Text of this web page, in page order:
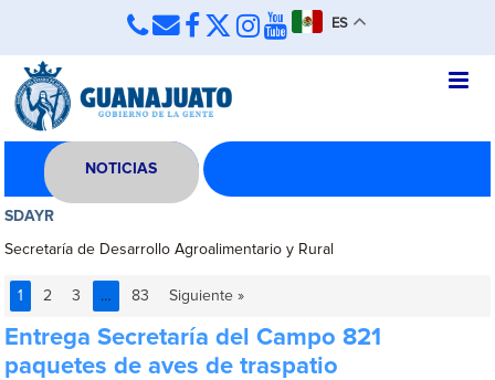
ES
NOTICIAS
SDAYR
Secretaría de Desarrollo Agroalimentario y Rural
1 2 3 … 83 Siguiente »
Entrega Secretaría del Campo 821
paquetes de aves de traspatio